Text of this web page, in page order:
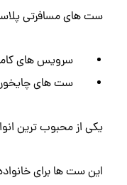
ست های مسافرتی
سرویس های
ست های
یکی از محبوب ترین انواع
این ست ها برای